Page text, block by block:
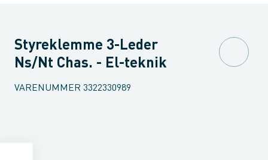
Styreklemme 3-Leder
Ns/Nt Chas. - El-teknik
VARENUMMER 3322330989